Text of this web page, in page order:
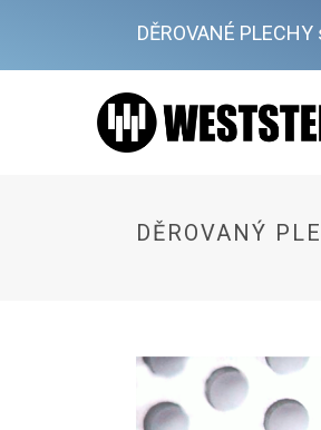
DĚROVANÉ
DĚROVANÝ